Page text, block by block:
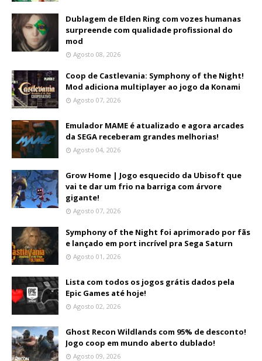
Dublagem de Elden Ring com vozes humanas
surpreende com qualidade profissional do
mod
Agosto 08, 2026
Coop de Castlevania: Symphony of the Night!
Mod adiciona multiplayer ao jogo da Konami
Agosto 07, 2026
Emulador MAME é atualizado e agora arcades
da SEGA receberam grandes melhorias!
Agosto 04, 2026
Grow Home | Jogo esquecido da Ubisoft que
vai te dar um frio na barriga com árvore
gigante!
Agosto 07, 2026
Symphony of the Night foi aprimorado por fãs
e lançado em port incrível pra Sega Saturn
Agosto 01, 2026
Lista com todos os jogos grátis dados pela
Epic Games até hoje!
Agosto 02, 2026
Ghost Recon Wildlands com 95% de desconto!
Jogo coop em mundo aberto dublado!
Agosto 09, 2026